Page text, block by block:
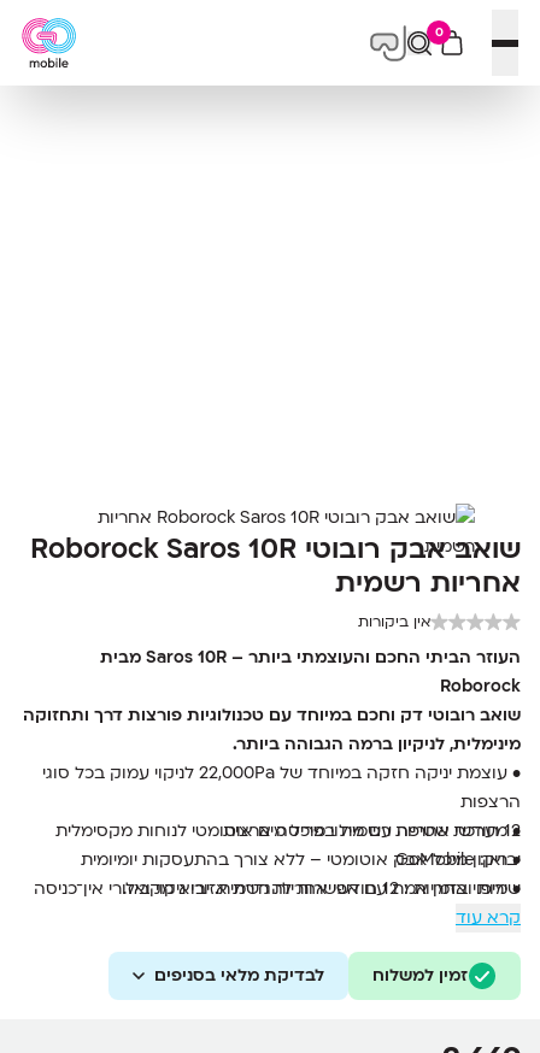
פתח תפריט
0
‏שואב אבק רובוטי Roborock Saros 10R
אחריות רשמית
אין ביקורות
העוזר הביתי החכם והעוצמתי ביותר – Saros 10R מבית
Roborock
שואב רובוטי דק וחכם במיוחד עם טכנולוגיות פורצות דרך ותחזוקה
מינימלית, לניקיון ברמה הגבוהה ביותר.
• עוצמת יניקה חזקה במיוחד של 22,000Pa לניקוי עמוק בכל סוגי
הרצפות
• מערכת שטיפה עם מילוי מיכל מים אוטומטי לנוחות מקסימלית
• ריקון מיכל אבק אוטומטי – ללא צורך בהתעסקות יומיומית
• מיפוי בזמן אמת עם אפשרות להגדרת אזורי ניקוי ואזורי אין־כניסה
• סוללת 6400mAh לעד 200 מ"ר ניקוי בטעינה אחת
• שליטה חכמה דרך אפליקציה ותמיכה בעוזרות קוליות
12 חודשי אחריות רשמית בפריסה ארצית
יבואן: GoMobile
שירות ואחריות : 12 חודשי אחריות רשמית. יבוא מקביל.
קרא עוד
זמין למשלוח לבדיקת מלאי בסניפים